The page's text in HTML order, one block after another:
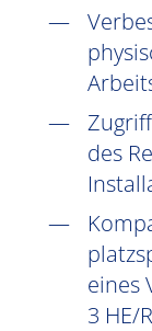
des
eines
3 HE/